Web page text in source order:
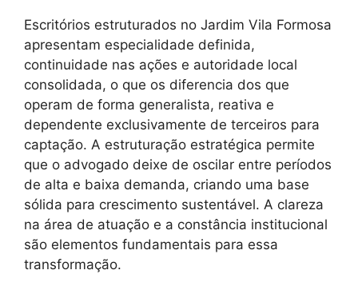
Escritórios estruturados no Jardim Vila Formosa
apresentam especialidade definida,
continuidade nas ações e autoridade local
consolidada, o que os diferencia dos que
operam de forma generalista, reativa e
dependente exclusivamente de terceiros para
captação. A estruturação estratégica permite
que o advogado deixe de oscilar entre períodos
de alta e baixa demanda, criando uma base
sólida para crescimento sustentável. A clareza
na área de atuação e a constância institucional
são elementos fundamentais para essa
transformação.